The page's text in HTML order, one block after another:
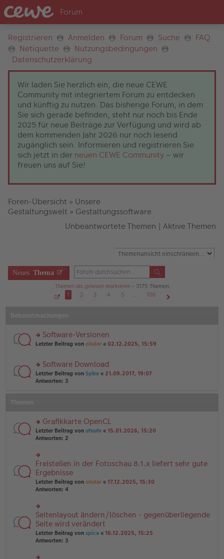
Registrieren Anmelden Forum Suche
FAQ
Netiquette
Nutzungsbedingungen
Datenschutzerklärung
Wir laden Sie herzlich ein, die neue CEWE
Community mit integriertem Forum zu entdecken
und künftig zu nutzen. Das bisherige Forum, in dem
Sie sich gerade befinden, steht nur noch bis Ende
2025 für neue Beiträge zur Verfügung und wird ab
dem kommenden Jahr 2026 nur noch lesend
zugänglich sein. Informieren und registrieren Sie
sich jetzt in der neuen CEWE Community – wir
freuen uns auf Sie!
Foren-Übersicht » Unsere
Gestaltungswelt » Gestaltungssoftware
Unbeantwortete Themen | Aktive Themen
Neues Thema
Themen als gelesen markieren • 3175 Themen
1
v
o
n
6
1 2 3 4 5 …
106
rs
u
n
g
er
B
ei
tr
g
Software-Versionen
Letzter Beitrag von okular « 02.12.2025, 15:59
rs
te
es
e
n
B
ei
tr
a
g
Software Download
Letzter Beitrag von Sylke « 21.09.2017, 19:07
Antworten: 3
rs
te
u
n
g
el
es
e
er
B
ei
tr
a
g
Grafikkarte OpenCL
Letzter Beitrag von ufeufe « 15.01.2026, 15:20
Antworten: 2
rs
te
r
u
n
el
es
e
n
er
Freistellen in der Fotoschau 8.1.x liefert sehr gute
Ergebnisse
Letzter Beitrag von okular « 17.12.2025, 15:30
Antworten: 4
rs
te
r
u
n
Seitenlayout ändern/löschen - gegenüberliegende
Seite wird verändert
Letzter Beitrag von spica « 16.12.2025, 15:25
Antworten: 3